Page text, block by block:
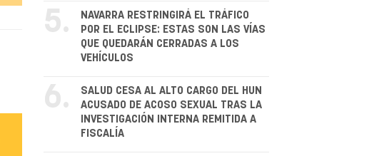
5.
NAVARRA RESTRINGIRÁ EL TRÁFICO
POR EL ECLIPSE: ESTAS SON LAS VÍAS
QUE QUEDARÁN CERRADAS A LOS
VEHÍCULOS
6.
SALUD CESA AL ALTO CARGO DEL HUN
ACUSADO DE ACOSO SEXUAL TRAS LA
INVESTIGACIÓN INTERNA REMITIDA A
FISCALÍA